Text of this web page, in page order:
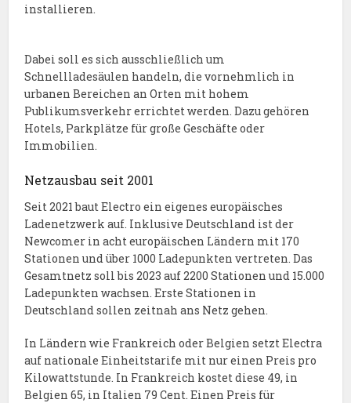
installieren.
Dabei soll es sich ausschließlich um
Schnellladesäulen handeln, die vornehmlich in
urbanen Bereichen an Orten mit hohem
Publikumsverkehr errichtet werden. Dazu gehören
Hotels, Parkplätze für große Geschäfte oder
Immobilien.
Netzausbau seit 2001
Seit 2021 baut Electro ein eigenes europäisches
Ladenetzwerk auf. Inklusive Deutschland ist der
Newcomer in acht europäischen Ländern mit 170
Stationen und über 1000 Ladepunkten vertreten. Das
Gesamtnetz soll bis 2023 auf 2200 Stationen und 15.000
Ladepunkten wachsen. Erste Stationen in
Deutschland sollen zeitnah ans Netz gehen.
In Ländern wie Frankreich oder Belgien setzt Electra
auf nationale Einheitstarife mit nur einen Preis pro
Kilowattstunde. In Frankreich kostet diese 49, in
Belgien 65, in Italien 79 Cent. Einen Preis für